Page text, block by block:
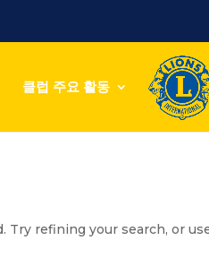
클럽 주요 활동
Try refining your search, or